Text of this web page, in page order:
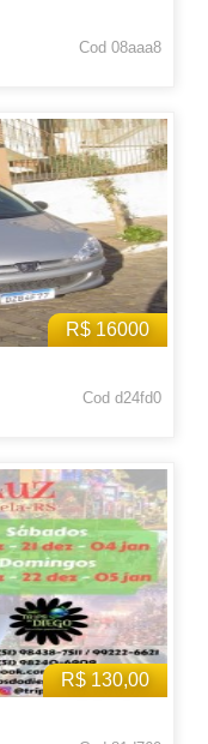
Cod 08aaa8
R$ 16000
Cod d24fd0
R$ 130,00